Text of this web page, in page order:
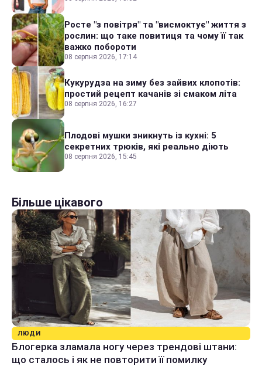
Росте "з повітря" та "висмоктує" життя з
рослин: що таке повитиця та чому її так
важко побороти
08 серпня 2026, 17:14
Кукурудза на зиму без зайвих клопотів:
простий рецепт качанів зі смаком літа
08 серпня 2026, 16:27
Плодові мушки зникнуть із кухні: 5
секретних трюків, які реально діють
08 серпня 2026, 15:45
Більше цікавого
ЛЮДИ
Блогерка зламала ногу через трендові штани:
що сталось і як не повторити її помилку